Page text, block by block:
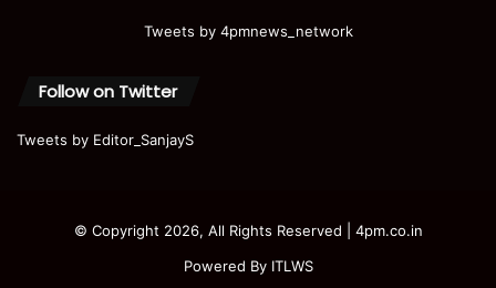
Tweets by 4pmnews_network
Follow on Twitter
Tweets by Editor_SanjayS
© Copyright 2026, All Rights Reserved | 4pm.co.in
Powered By ITLWS